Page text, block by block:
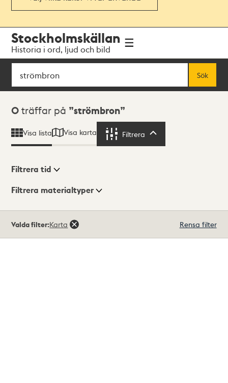
navigationen
huvudinnehållet
Stockholmskällan
Historia i ord, ljud och bild
Sök
Sök
Sökresultat
0 träffar på strömbron
Visa lista Visa karta Filtrera
Visningsläge
Filtrera tid
Filtrera materialtyper
träffar
Valda filter:Karta Rensa filter